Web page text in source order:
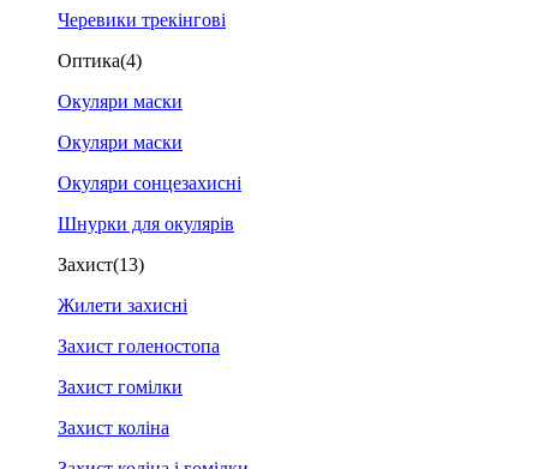
Черевики трекінгові
Оптика(4)
Окуляри маски
Окуляри маски
Окуляри сонцезахисні
Шнурки для окулярів
Захист(13)
Жилети захисні
Захист голеностопа
Захист гомілки
Захист коліна